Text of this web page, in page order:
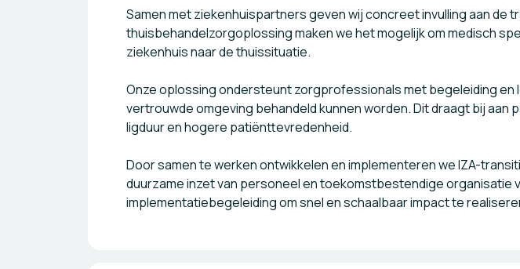
Samen met ziekenhuispartners geven wij concreet invulling aan
thuisbehandelzorgoplossing maken we het mogelijk om medisch
ziekenhuis naar de thuissituatie.
Onze oplossing ondersteunt zorgprofessionals met begeleiding
vertrouwde omgeving behandeld kunnen worden. Dit draagt bij
ligduur en hogere patiënttevredenheid.
Door samen te werken ontwikkelen en implementeren we IZA-
duurzame inzet van personeel en toekomstbestendige
implementatiebegeleiding om snel en schaalbaar impact te